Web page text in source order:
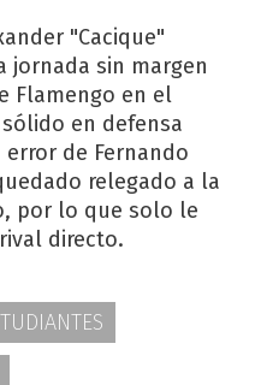
"Cacique"
jornada sin margen
Flamengo en el
en defensa
de Fernando
relegado a la
por lo que solo le
directo.